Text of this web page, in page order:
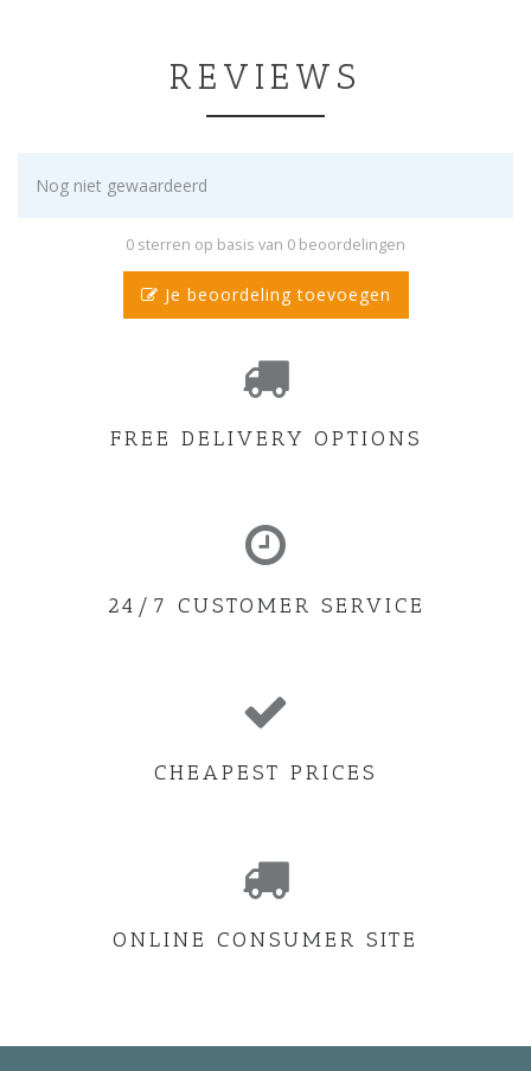
REVIEWS
Nog niet gewaardeerd
0 sterren op basis van 0 beoordelingen
Je beoordeling toevoegen
FREE DELIVERY OPTIONS
24/7 CUSTOMER SERVICE
CHEAPEST PRICES
ONLINE CONSUMER SITE